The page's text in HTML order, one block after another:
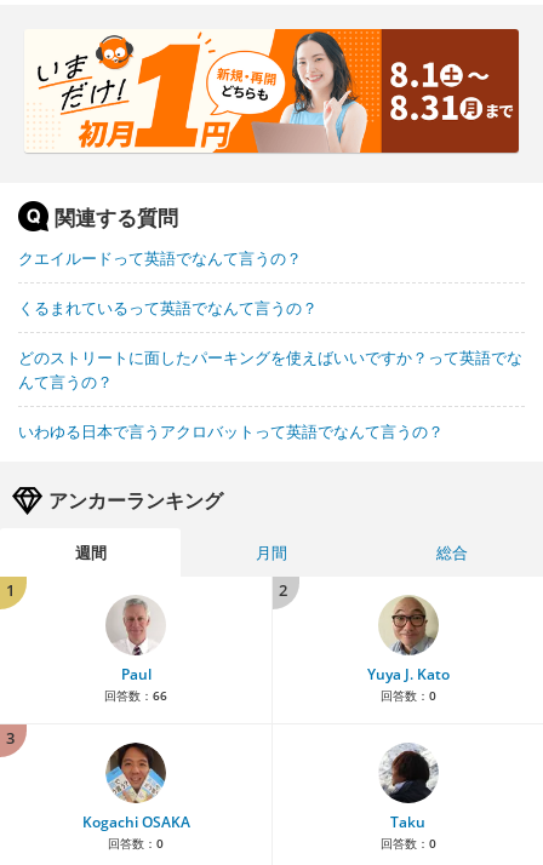
関連する質問
クエイルードって英語でなんて言うの？
くるまれているって英語でなんて言うの？
どのストリートに面したパーキングを使えばいいですか？って英語でな
んて言うの？
いわゆる日本で言うアクロバットって英語でなんて言うの？
アンカーランキング
週間 月間
総合
1
Paul
回答数： 66
2
Yuya J. Kato
回答数： 0
3
Kogachi OSAKA
回答数： 0
Taku
回答数： 0